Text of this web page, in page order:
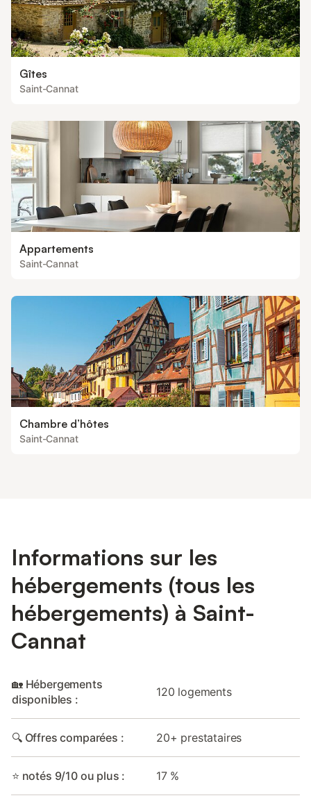
Gîtes
Saint-Cannat
Appartements
Saint-Cannat
Chambre d’hôtes
Saint-Cannat
Informations sur les
hébergements (tous les
hébergements) à Saint-
Cannat
🏡 Hébergements
disponibles :
120 logements
🔍 Offres comparées : 20+ prestataires
⭐ notés 9/10 ou plus : 17 %